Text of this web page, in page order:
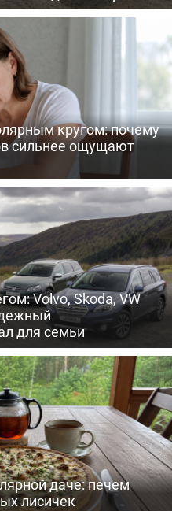
кругом: почему
сильнее ощущают
Volvo, Skoda, VW
для семьи
даче: печем
лисичек